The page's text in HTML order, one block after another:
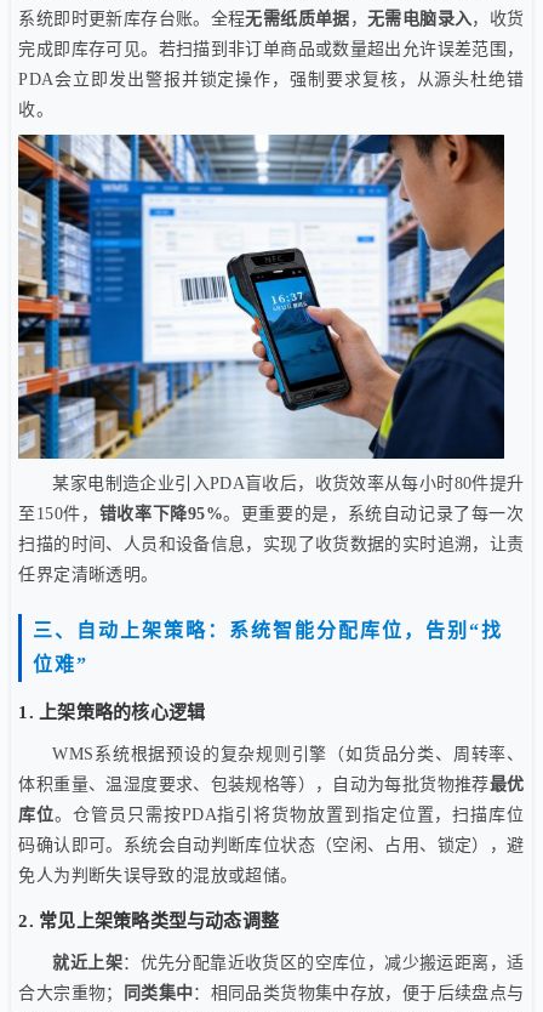
系统即时更新库存台账。全程无需纸质单据 ，无需电脑录入，收货
完成即库存可见。若扫描到非订单商品或数量超出允许误差范围，
PDA会立即发出警报并锁定操作，强制要求复核，从源头杜绝错
收。
某家电制造企业引入PDA盲收后，收货效率从每小时80件提升
至150件， 错收率下降95%。更重要的是，系统自动记录了每一次
扫描的时间、人员和设备信息，实现了收货数据的实时追溯，让责
任界定清晰透明。
三、自动上架策略：系统智能分配库位，告别“找
位难”
1. 上架策略的核心逻辑
WMS系统根据预设的复杂规则引擎（如货品分类、周转率、
体积重量、温湿度要求、包装规格等），自动为每批货物推荐最优
库位。仓管员只需按PDA指引将货物放置到指定位置，扫描库位
码确认即可。系统会自动判断库位状态（空闲、占用、锁定），避
免人为判断失误导致的混放或超储。
2. 常见上架策略类型与动态调整
就近上架：优先分配靠近收货区的空库位，减少搬运距离，适
合大宗重物；
同类集中：相同品类货物集中存放，便于后续盘点与